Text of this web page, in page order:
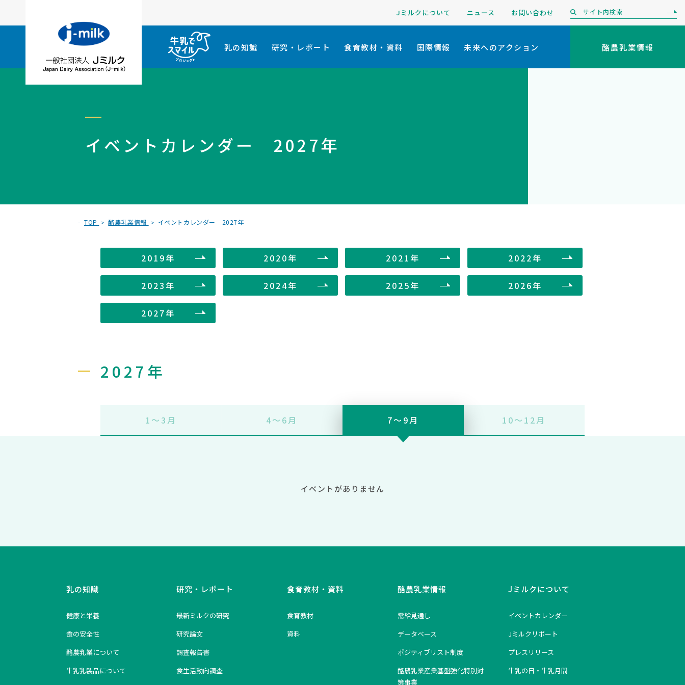
Jミルクについて ニュース お問い合わせ
乳の知識 研究・レポート 食育教材・資料 国際情報 未来へのアクション 酪農乳業情報
イベントカレンダー 2027年
TOP 酪農乳業情報 イベントカレンダー 2027年
2019年 2020年 2021年 2022年
2023年 2024年 2025年 2026年
2027年
2027年
1〜3月 4〜6月 7〜9月 10〜12月
イベントがありません
乳の知識
健康と栄養
食の安全性
酪農乳業について
牛乳乳製品について
研究・レポート
最新ミルクの研究
研究論文
調査報告書
食生活動向調査
食育教材・資料
食育教材
資料
酪農乳業情報
需給見通し
データベース
ポジティブリスト制度
酪農乳業産業基盤強化特別対
策事業
Jミルクについて
イベントカレンダー
Jミルクリポート
プレスリリース
牛乳の日・牛乳月間